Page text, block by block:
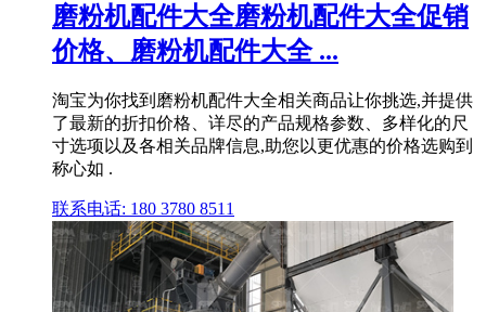
磨粉机配件大全磨粉机配件大全促销
价格、磨粉机配件大全 ...
淘宝为你找到磨粉机配件大全相关商品让你挑选,并提供
了最新的折扣价格、详尽的产品规格参数、多样化的尺
寸选项以及各相关品牌信息,助您以更优惠的价格选购到
称心如 .
联系电话: 180 3780 8511